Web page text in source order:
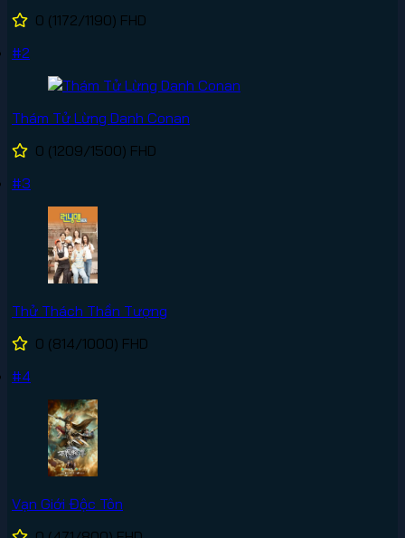
0 (1172/1190) FHD
#2
Thám Tử Lừng Danh Conan
0 (1209/1500) FHD
#3
Thử Thách Thần Tượng
0 (814/1000) FHD
#4
Vạn Giới Độc Tôn